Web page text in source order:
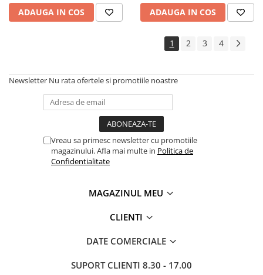
Roabe
Antiparazitare
Hrana pentru iepuri
Hrana pentru pisici
Hrana pentru porci
Hrana pt gaini si pui
ADAUGA IN COS
creștere vegetativă
ADAUGA IN COS
1 2 3 4
Newsletter Nu rata ofertele si promotiile noastre
Vreau sa primesc newsletter cu promotiile
magazinului. Afla mai multe in Politica de
Confidentialitate
MAGAZINUL MEU
CLIENTI
DATE COMERCIALE
SUPORT CLIENTI 8.30 - 17.00